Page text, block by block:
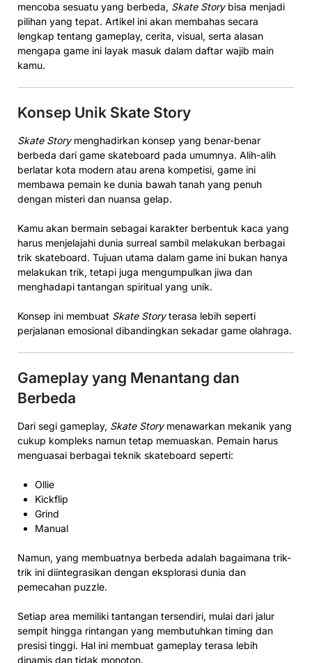
mencoba sesuatu yang berbeda, Skate Storybisa menjadi
pilihan yang tepat. Artikel ini akan membahas secara
lengkap tentang gameplay, cerita, visual, serta alasan
mengapa game ini layak masuk dalam daftar wajib main
kamu.
Konsep Unik Skate Story
Skate Storymenghadirkan konsep yang benar-benar
berbeda dari game skateboard pada umumnya. Alih-alih
berlatar kota modern atau arena kompetisi, game ini
membawa pemain ke dunia bawah tanah yang penuh
dengan misteri dan nuansa gelap.
Kamu akan bermain sebagai karakter berbentuk kaca yang
harus menjelajahi dunia surreal sambil melakukan berbagai
trik skateboard. Tujuan utama dalam game ini bukan hanya
melakukan trik, tetapi juga mengumpulkan jiwa dan
menghadapi tantangan spiritual yang unik.
Konsep ini membuat Skate Storyterasa lebih seperti
perjalanan emosional dibandingkan sekadar game olahraga.
Gameplay yang Menantang dan
Berbeda
Dari segi gameplay, Skate Storymenawarkan mekanik yang
cukup kompleks namun tetap memuaskan. Pemain harus
menguasai berbagai teknik skateboard seperti:
Ollie
Kickflip
Grind
Manual
Namun, yang membuatnya berbeda adalah bagaimana trik-
trik ini diintegrasikan dengan eksplorasi dunia dan
pemecahan puzzle.
Setiap area memiliki tantangan tersendiri, mulai dari jalur
sempit hingga rintangan yang membutuhkan timing dan
presisi tinggi. Hal ini membuat gameplay terasa lebih
dinamis dan tidak monoton.